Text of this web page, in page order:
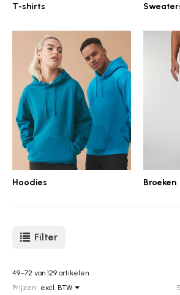
T-shirts
Hoodies Broeken
Filter
49–72 van 129 artikelen
Prijzen: excl. BTW